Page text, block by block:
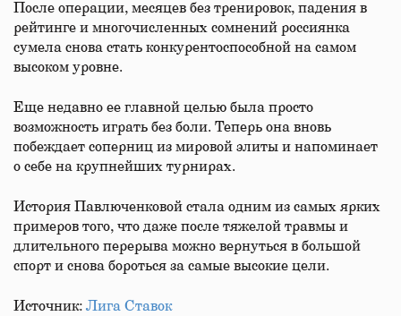
После операции, месяцев без тренировок, падения в
рейтинге и многочисленных сомнений россиянка
сумела снова стать конкурентоспособной на самом
высоком уровне.
Еще недавно ее главной целью была просто
возможность играть без боли. Теперь она вновь
побеждает соперниц из мировой элиты и напоминает
о себе на крупнейших турнирах.
История Павлюченковой стала одним из самых ярких
примеров того, что даже после тяжелой травмы и
длительного перерыва можно вернуться в большой
спорт и снова бороться за самые высокие цели.
Источник: Лига Ставок